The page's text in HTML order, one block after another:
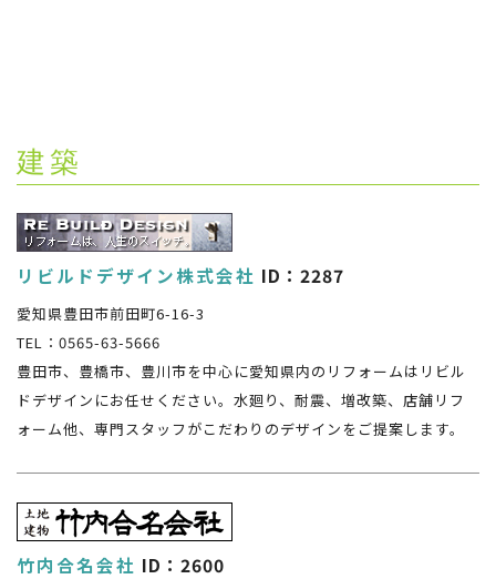
建築
リビルドデザイン株式会社 ID：2287
愛知県豊田市前田町6-16-3
TEL：0565-63-5666
豊田市、豊橋市、豊川市を中心に愛知県内のリフォームはリビル
ドデザインにお任せください。水廻り、耐震、増改築、店舗リフ
ォーム他、専門スタッフがこだわりのデザインをご提案します。
竹内合名会社 ID：2600